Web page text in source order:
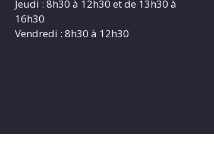
Jeudi : 8h30 à 12h30 et de 13h30 à
16h30
Vendredi : 8h30 à 12h30